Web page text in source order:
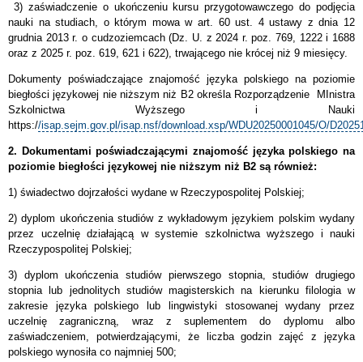
3) zaświadczenie o ukończeniu kursu przygotowawczego do podjęcia
nauki na studiach, o którym mowa w art. 60 ust. 4 ustawy z dnia 12
grudnia 2013 r. o cudzoziemcach (Dz. U. z 2024 r. poz. 769, 1222 i 1688
oraz z 2025 r. poz. 619, 621 i 622), trwającego nie krócej niż 9 miesięcy.
Dokumenty poświadczające znajomość języka polskiego na poziomie
biegłości językowej nie niższym niż B2 określa Rozporządzenie MInistra
Szkolnictwa Wyższego i Nauki
https://isap.sejm.gov.pl/isap.nsf/download.xsp/WDU20250001045/O/
2. Dokumentami poświadczającymi znajomość języka polskiego na
poziomie biegłości językowej nie niższym niż B2 są również:
1) świadectwo dojrzałości wydane w Rzeczypospolitej Polskiej;
2) dyplom ukończenia studiów z wykładowym językiem polskim wydany
przez uczelnię działającą w systemie szkolnictwa wyższego i nauki
Rzeczypospolitej Polskiej;
3) dyplom ukończenia studiów pierwszego stopnia, studiów drugiego
stopnia lub jednolitych studiów magisterskich na kierunku filologia w
zakresie języka polskiego lub lingwistyki stosowanej wydany przez
uczelnię zagraniczną, wraz z suplementem do dyplomu albo
zaświadczeniem, potwierdzającymi, że liczba godzin zajęć z języka
polskiego wynosiła co najmniej 500;